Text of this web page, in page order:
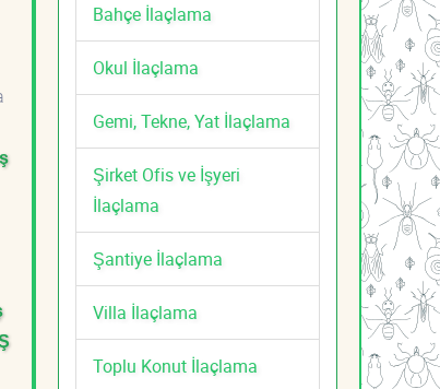
Bahçe İlaçlama
Okul İlaçlama
Gemi, Tekne, Yat İlaçlama
Şirket Ofis ve İşyeri
İlaçlama
Şantiye İlaçlama
Villa İlaçlama
Toplu Konut İlaçlama